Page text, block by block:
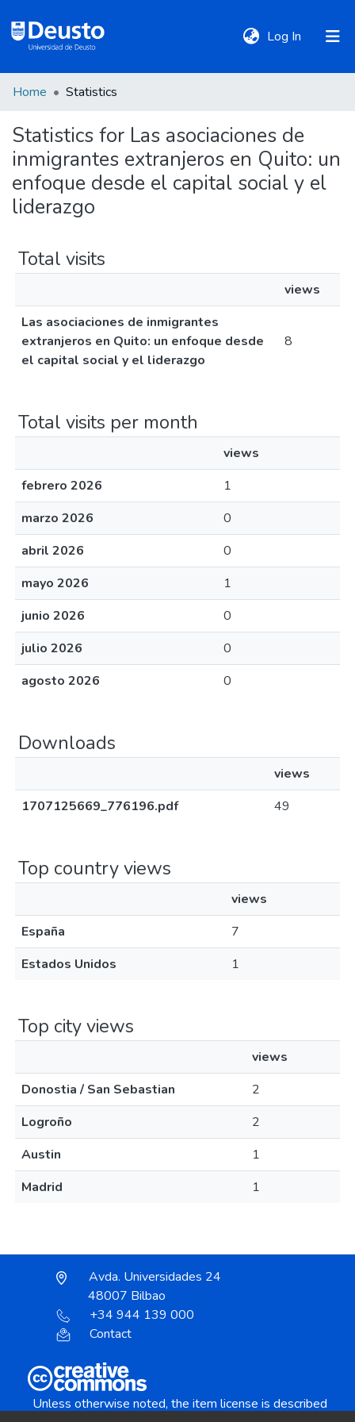
Log In (current)
Communities
&
Collections
Policies
Home Statistics
Statistics for Las asociaciones de
inmigrantes extranjeros en Quito: un
enfoque desde el capital social y el
liderazgo
Total visits
views
Las asociaciones de inmigrantes
extranjeros en Quito: un enfoque desde
el capital social y el liderazgo
8
Total visits per month
views
febrero 2026
1
marzo 2026
0
abril 2026
0
mayo 2026
1
junio 2026
0
julio 2026
0
agosto 2026
0
Downloads
views
1707125669_776196.pdf
49
Top country views
views
España
7
Estados Unidos
1
Top city views
views
Donostia / San Sebastian
2
Logroño
2
Austin
1
Madrid
1
Avda. Universidades 24
48007 Bilbao
+34 944 139 000
Contact
Unless otherwise noted, the item license is described